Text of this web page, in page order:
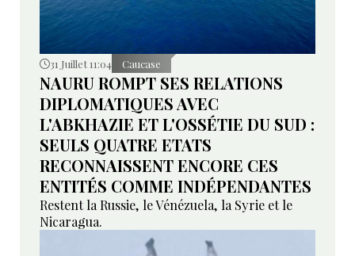
31 Juillet 11:04 Caucase
NAURU ROMPT SES RELATIONS
DIPLOMATIQUES AVEC
L'ABKHAZIE ET L'OSSÉTIE DU SUD :
SEULS QUATRE ETATS
RECONNAISSENT ENCORE CES
ENTITÉS COMME INDÉPENDANTES
Restent la Russie, le Vénézuela, la Syrie et le
Nicaragua.